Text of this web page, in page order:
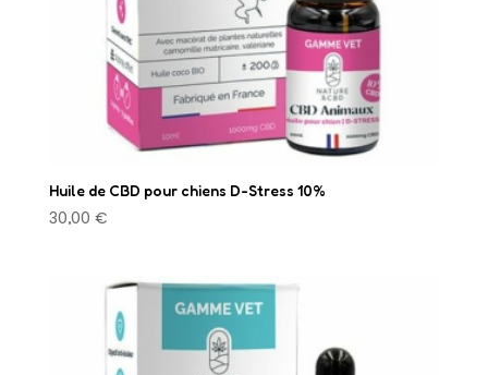
Huile de CBD pour chiens D-Stress 10%
30,00 €